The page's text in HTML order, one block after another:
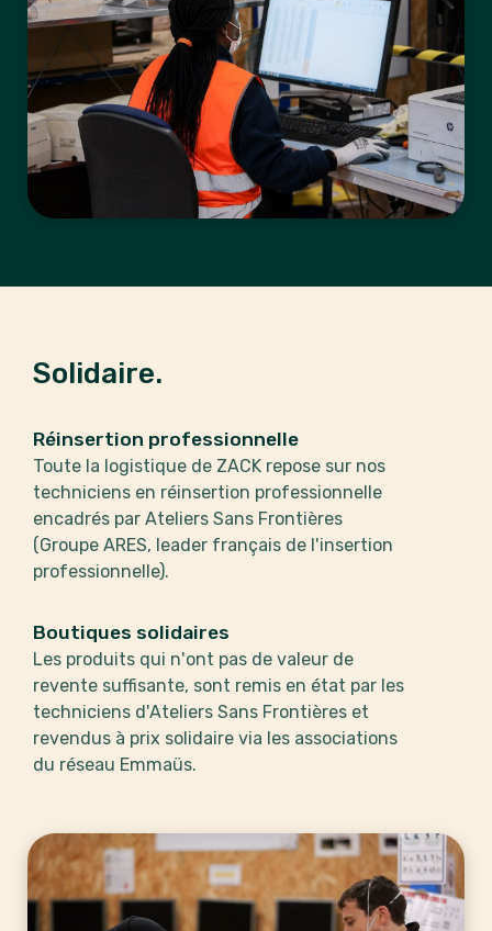
Solidaire.
Réinsertion professionnelle
Toute la logistique de ZACK repose sur nos
techniciens en réinsertion professionnelle
encadrés par Ateliers Sans Frontières
(Groupe ARES, leader français de l'insertion
professionnelle).
Boutiques solidaires
Les produits qui n'ont pas de valeur de
revente suffisante, sont remis en état par les
techniciens d'Ateliers Sans Frontières et
revendus à prix solidaire via les associations
du réseau Emmaüs.